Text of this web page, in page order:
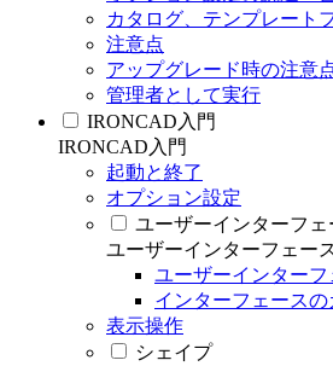
カタログ、テンプレート
注意点
アップグレード時の注意
管理者として実行
IRONCAD入門
IRONCAD入門
起動と終了
オプション設定
ユーザーインターフェ
ユーザーインターフェー
ユーザーインター
インターフェース
表示操作
シェイプ